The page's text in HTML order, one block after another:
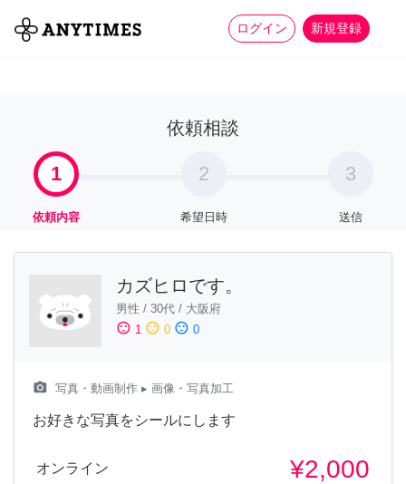
ログイン 新規登録
全て 家事 more_horiz
依頼相談
1
依頼内容
2
希望日時
3
送信
カズヒロです。
男性 / 30代 / 大阪府
sentiment_satisfied 1 sentiment_neutral 0 sentiment_dissatisfied 0
camera_alt 写真・動画制作 ▸ 画像・写真加工
お好きな写真をシールにします
オンライン ¥2,000